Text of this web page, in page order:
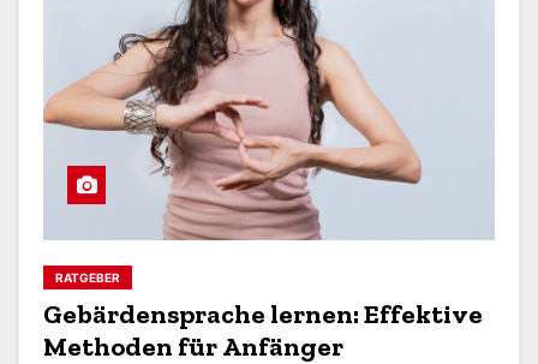
RATGEBER
Gebärdensprache lernen: Effektive
Methoden für Anfänger